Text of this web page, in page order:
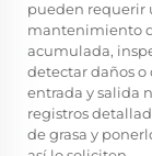
pueden requerir
mantenimiento
acumulada,
detectar daños o
entrada y salida
registros
de grasa y